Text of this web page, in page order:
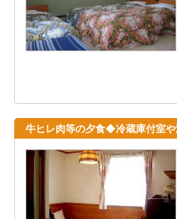
牛ヒレ肉等の夕食◆冷蔵庫付室